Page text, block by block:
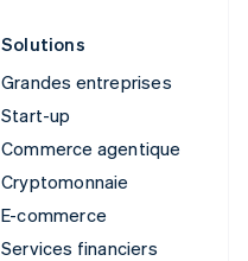
Solutions
Grandes entreprises
Start-up
Commerce agentique
Cryptomonnaie
E-commerce
Services financiers